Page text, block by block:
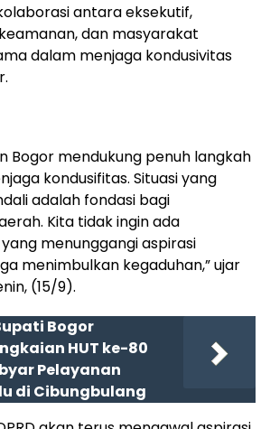
antara eksekutif,
dan masyarakat
dalam menjaga kondusivitas
Bogor mendukung penuh langkah
kondusifitas. Situasi yang
adalah fondasi bagi
Kita tidak ingin ada
menunggangi aspirasi
menimbulkan kegaduhan,” ujar
(15/9).
Bogor
HUT ke-80
Pelayanan
di Cibungbulang